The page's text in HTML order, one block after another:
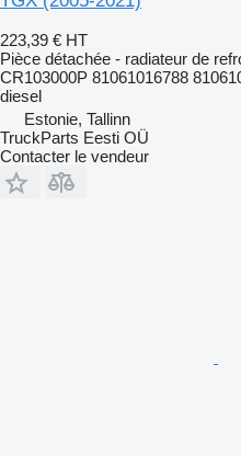
223,39 € HT
Pièce détachée - radiateur de
CR103000P 81061016788
diesel
Estonie, Tallinn
TruckParts Eesti OÜ
Contacter le vendeur